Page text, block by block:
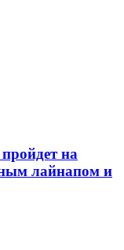
на
лайнапом и